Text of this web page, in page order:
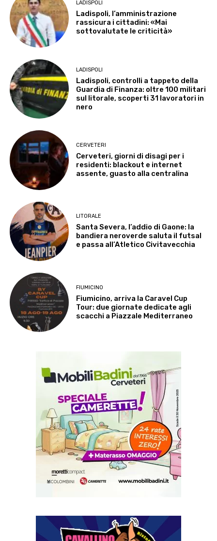
LADISPOLI
Ladispoli, l’amministrazione
rassicura i cittadini: «Mai
sottovalutate le criticità»
LADISPOLI
Ladispoli, controlli a tappeto della
Guardia di Finanza: oltre 100 militari
sul litorale, scoperti 31 lavoratori in
nero
CERVETERI
Cerveteri, giorni di disagi per i
residenti: blackout e internet
assente, guasto alla centralina
LITORALE
Santa Severa, l’addio di Gaone: la
bandiera neroverde saluta il futsal
e passa all’Atletico Civitavecchia
FIUMICINO
Fiumicino, arriva la Caravel Cup
Tour: due giornate dedicate agli
scacchi a Piazzale Mediterraneo